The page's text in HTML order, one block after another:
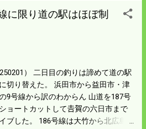
は道の駅と温泉が合体していた。 昨
六日市から中国道を走り150kmで自宅
た。 19番と22番は道の駅と温泉が完
している。 山口県の北部日本海側に
施設はあったと思う。 旅全体ではあ
観光はしないが どこにどうやって行
に限り道の駅はほぼ制
） 二日目の釣りは諦めて道の駅
切り替えた。 浜田市から益田市・津
9号線から訳のわからん 山道を187号
ョートカットして𠮷賀の六日市まで
ブした。 186号線は大竹から北広島